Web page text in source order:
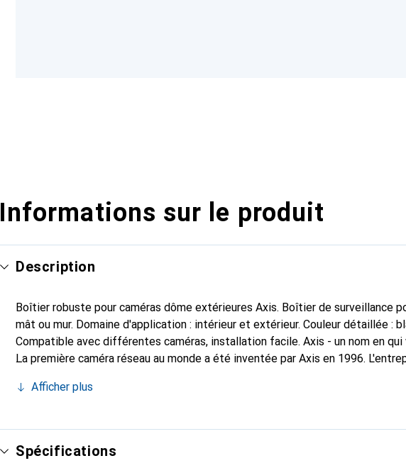
Informations sur le produit
Description
Boîtier robuste pour caméras dôme extérieures Axis. Boîtier de surveillance
mât ou mur. Domaine d'application : intérieur et extérieur. Couleur détaillée :
Compatible avec différentes caméras, installation facile. Axis - un nom en qui
La première caméra réseau au monde a été inventée par Axis en 1996.
suédoise est désormais présente dans le monde entier avec ses propres
les aéroports ainsi que dans les trains et sur les autoroutes, dans les
pénitentiaires, dans les casinos et dans les agences bancaires. L'ensemble de
recherche et du développement à la production en passant par le recyclage,
Afficher plus
Spécifications